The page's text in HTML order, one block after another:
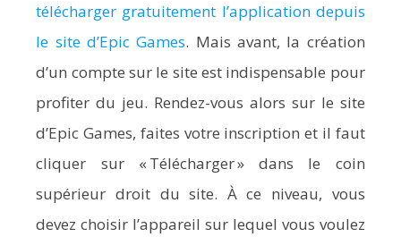
télécharger gratuitement l’application depuis
le site d’Epic Games. Mais avant, la création
d’un compte sur le site est indispensable pour
profiter du jeu. Rendez-vous alors sur le site
d’Epic Games, faites votre inscription et il faut
cliquer sur « Télécharger » dans le coin
supérieur droit du site. À ce niveau, vous
devez choisir l’appareil sur lequel vous voulez